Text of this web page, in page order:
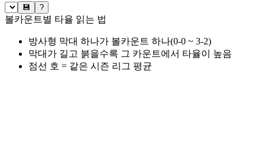
💾 ?
볼카운트별 타율 읽는 법
방사형 막대 하나가 볼카운트 하나(0-0 ~ 3-2)
막대가 길고 붉을수록 그 카운트에서 타율이 높음
점선 호 = 같은 시즌 리그 평균